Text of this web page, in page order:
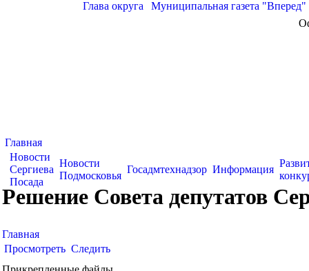
Глава округа Муниципальная газета "Вперед"
Главная
Новости
Сергиева
Посада
Новости
Подмосковья
Госадмтехнадзор Информация
Решение Совета депутатов
Главная
Просмотреть Следить